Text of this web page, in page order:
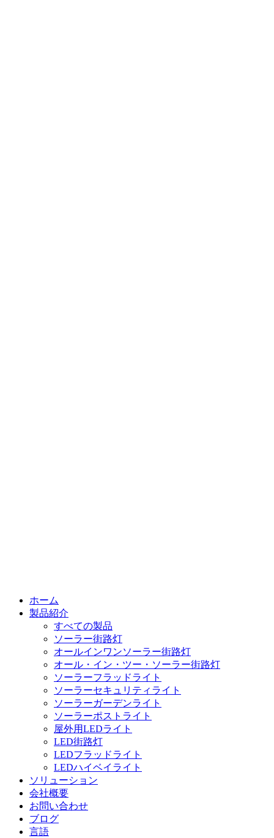
ホーム
製品紹介
すべての製品
ソーラー街路灯
オールインワンソーラー街路灯
オール・イン・ツー・ソーラー街路灯
ソーラーフラッドライト
ソーラーセキュリティライト
ソーラーガーデンライト
ソーラーポストライト
屋外用LEDライト
LED街路灯
LEDフラッドライト
LEDハイベイライト
ソリューション
会社概要
お問い合わせ
ブログ
言語